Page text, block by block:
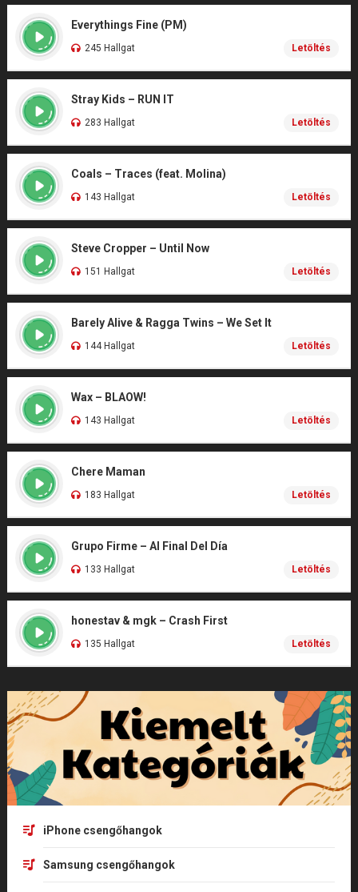
Everythings Fine (PM)
245 Hallgat Letöltés
Stray Kids – RUN IT
283 Hallgat Letöltés
Coals – Traces (feat. Molina)
143 Hallgat Letöltés
Steve Cropper – Until Now
151 Hallgat Letöltés
Barely Alive & Ragga Twins – We Set It
144 Hallgat Letöltés
Wax – BLAOW!
143 Hallgat Letöltés
Chere Maman
183 Hallgat Letöltés
Grupo Firme – Al Final Del Día
133 Hallgat Letöltés
honestav & mgk – Crash First
135 Hallgat Letöltés
iPhone csengőhangok
Samsung csengőhangok